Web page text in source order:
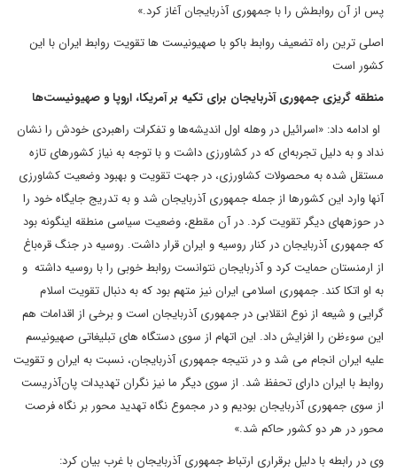
پس از آن روابطش را با جمهوری آذربایجان آغاز کرد.»
اصلی ترین راه تضعیف روابط باکو با صهیونیست ها تقویت روابط ایران با این
کشور است
منطقه گریزی جمهوری آذربایجان برای تکیه بر آمریکا، اروپا و صهیونیست‌ها
او ادامه داد: «اسرائیل در وهله اول اندیشه‌ها و تفکرات راهبردی خودش را نشان
نداد و به دلیل تجربه‌ای که در کشاورزی داشت و با توجه به نیاز کشور‎های تازه
مستقل شده به محصولات کشاورزی، در جهت تقویت و بهبود وضعیت کشاورزی
آنها وارد این کشورها از جمله جمهوری آذربایجان شد و به تدریج جایگاه خود را
در حوزه‎های دیگر تقویت کرد. در آن مقطع، وضعیت سیاسی منطقه اینگونه بود
که جمهوری آذربایجان در کنار روسیه و ایران قرار داشت. روسیه در جنگ قره‌باغ
از ارمنستان حمایت کرد و آذربایجان نتوانست روابط خوبی را با روسیه داشته و
به او اتکا کند. جمهوری اسلامی ایران نیز متهم بود که به دنبال تقویت اسلام
گرایی و شیعه از نوع انقلابی در جمهوری آذربایجان است و برخی از اقدامات هم
این سوءظن را افزایش داد. این اتهام از سوی دستگاه های تبلیغاتی صهیونیسم
علیه ایران انجام می شد و در نتیجه جمهوری آذربایجان، نسبت به ایران و تقویت
روابط با ایران دارای تحفظ شد. از سوی دیگر ما نیز نگران تهدیدات پان‌آذریست
از سوی جمهوری آذربایجان بودیم و در مجموع نگاه تهدید محور بر نگاه فرصت
محور در هر دو کشور حاکم شد.»
وی در رابطه با دلیل برقراری ارتباط جمهوری آذربایجان با غرب بیان کرد: